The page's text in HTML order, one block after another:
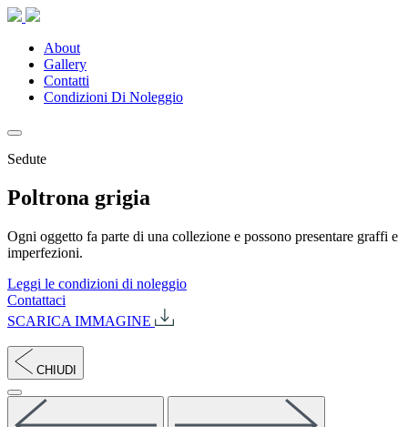
About
Gallery
Contatti
Condizioni Di Noleggio
Sedute
Poltrona grigia
Ogni oggetto fa parte di una collezione e possono presentare graffi e
imperfezioni.
Leggi le condizioni di noleggio
Contattaci
SCARICA IMMAGINE
CHIUDI